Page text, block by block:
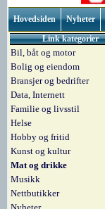
Hovedsiden Nyheter
Link kategorier
Bil, båt og motor
Bolig og eiendom
Bransjer og bedrifter
Data, Internett
Familie og livsstil
Helse
Hobby og fritid
Kunst og kultur
Mat og drikke
Musikk
Nettbutikker